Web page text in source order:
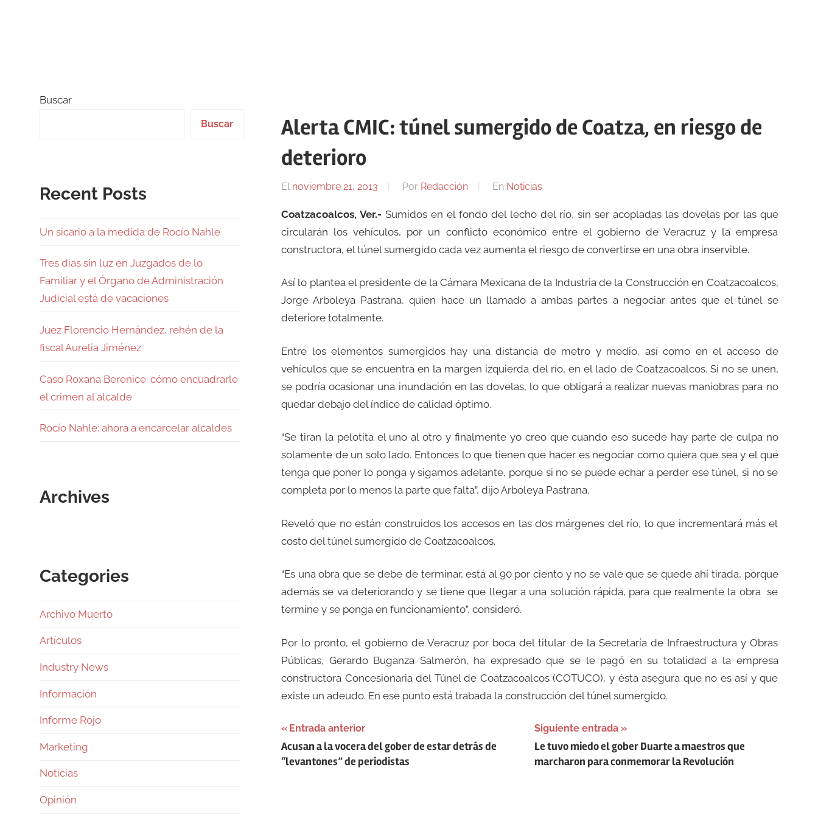
Alerta CMIC: túnel sumergido de Coatza, en riesgo de
deterioro
El noviembre 21, 2013 Por Redacción En Noticias
Coatzacoalcos, Ver.-Sumidos en el fondo del lecho del río, sin ser acopladas las dovelas por las que
circularán los vehículos, por un conflicto económico entre el gobierno de Veracruz y la empresa
constructora, el túnel sumergido cada vez aumenta el riesgo de convertirse en una obra inservible.
Así lo plantea el presidente de la Cámara Mexicana de la Industria de la Construcción en Coatzacoalcos,
Jorge Arboleya Pastrana, quien hace un llamado a ambas partes a negociar antes que el túnel se
deteriore totalmente.
Entre los elementos sumergidos hay una distancia de metro y medio, así como en el acceso de
vehículos que se encuentra en la margen izquierda del río, en el lado de Coatzacoalcos. Si no se unen,
se podría ocasionar una inundación en las dovelas, lo que obligará a realizar nuevas maniobras para no
quedar debajo del índice de calidad óptimo.
“Se tiran la pelotita el uno al otro y finalmente yo creo que cuando eso sucede hay parte de culpa no
solamente de un solo lado. Entonces lo que tienen que hacer es negociar como quiera que sea y el que
tenga que poner lo ponga y sigamos adelante, porque si no se puede echar a perder ese túnel, si no se
completa por lo menos la parte que falta”, dijo Arboleya Pastrana.
Reveló que no están construidos los accesos en las dos márgenes del río, lo que incrementará más el
costo del túnel sumergido de Coatzacoalcos.
“Es una obra que se debe de terminar, está al 90 por ciento y no se vale que se quede ahí tirada, porque
además se va deteriorando y se tiene que llegar a una solución rápida, para que realmente la obra se
termine y se ponga en funcionamiento”, consideró.
Por lo pronto, el gobierno de Veracruz por boca del titular de la Secretaría de Infraestructura y Obras
Públicas, Gerardo Buganza Salmerón, ha expresado que se le pagó en su totalidad a la empresa
constructora Concesionaria del Túnel de Coatzacoalcos (COTUCO), y ésta asegura que no es así y que
existe un adeudo. En ese punto está trabada la construcción del túnel sumergido.
Navegación
de
Entrada anterior
Acusan a la vocera del gober de estar detrás de
“levantones” de periodistas
Siguiente entrada
Le tuvo miedo el gober Duarte a maestros que
marcharon para conmemorar la Revolución
Buscar
Buscar
Recent Posts
Un sicario a la medida de Rocío Nahle
Tres días sin luz en Juzgados de lo
Familiar y el Órgano de Administración
Judicial está de vacaciones
Juez Florencio Hernández, rehén de la
fiscal Aurelia Jiménez
Caso Roxana Berenice: cómo encuadrarle
el crimen al alcalde
Rocío Nahle: ahora a encarcelar alcaldes
Archives
Categories
Archivo Muerto
Artículos
Industry News
Información
Informe Rojo
Marketing
Noticias
Opinión